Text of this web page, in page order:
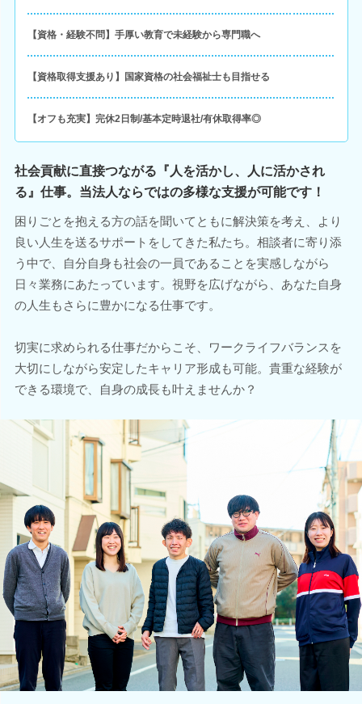
【資格・経験不問】手厚い教育で未経験から専門職へ
【資格取得支援あり】国家資格の社会福祉士も目指せる
【オフも充実】完休2日制/基本定時退社/有休取得率◎
社会貢献に直接つながる『人を活かし、人に活かされ
る』仕事。当法人ならではの多様な支援が可能です！
困りごとを抱える方の話を聞いてともに解決策を考え、より
良い人生を送るサポートをしてきた私たち。相談者に寄り添
う中で、自分自身も社会の一員であることを実感しながら
日々業務にあたっています。視野を広げながら、あなた自身
の人生もさらに豊かになる仕事です。
切実に求められる仕事だからこそ、ワークライフバランスを
大切にしながら安定したキャリア形成も可能。貴重な経験が
できる環境で、自身の成長も叶えませんか？